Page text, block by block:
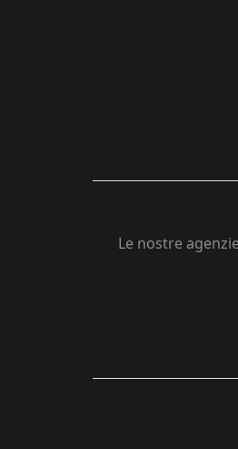
Le nostre agenzie